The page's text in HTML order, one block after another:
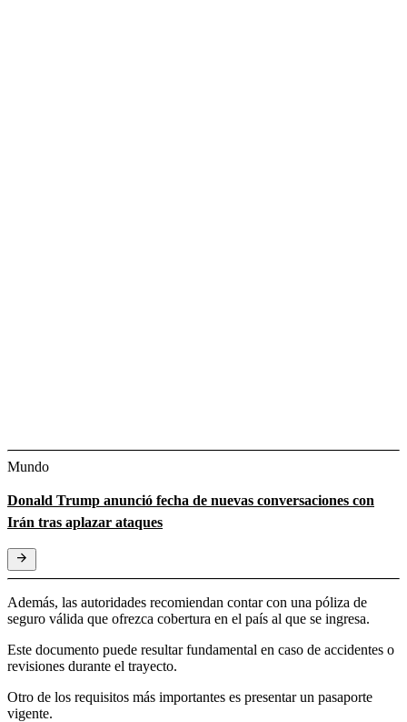
Mundo
Donald Trump anunció fecha de nuevas conversaciones con
Irán tras aplazar ataques
Además, las autoridades recomiendan contar con una póliza de
seguro válida que ofrezca cobertura en el país al que se ingresa.
Este documento puede resultar fundamental en caso de accidentes o
revisiones durante el trayecto.
Otro de los requisitos más importantes es presentar un pasaporte
vigente.